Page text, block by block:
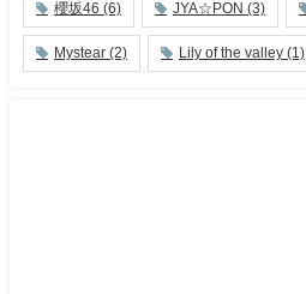
櫻坂46 (6) JYA☆PON (3)
Mystear (2) Lily of the valley (1)